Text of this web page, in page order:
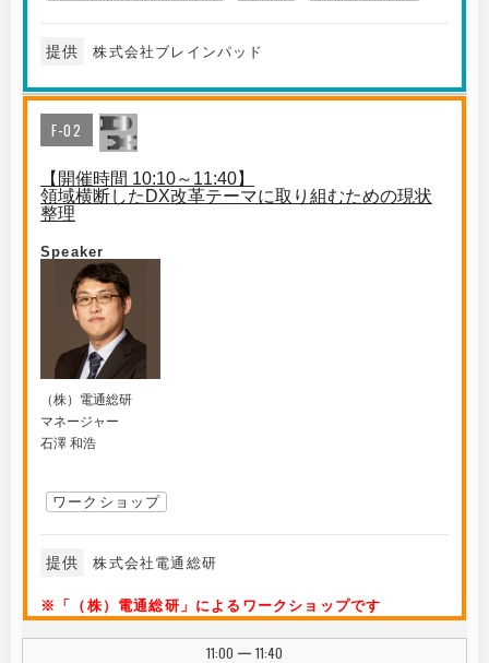
提供 株式会社ブレインパッド
F-02
【開催時間 10:10～11:40】
領域横断したDX改革テーマに取り組むための現状
整理
Speaker
（株）電通総研
マネージャー
石澤 和浩
ワークショップ
提供 株式会社電通総研
※「（株）電通総研」によるワークショップです
11:00 | 11:40